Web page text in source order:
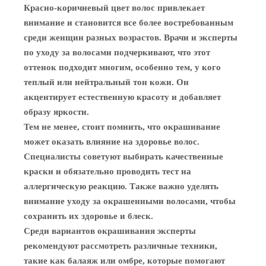
Красно-коричневый цвет волос привлекает
внимание и становится все более востребованным
среди женщин разных возрастов. Врачи и эксперты
по уходу за волосами подчеркивают, что этот
оттенок подходит многим, особенно тем, у кого
теплый или нейтральный тон кожи. Он
акцентирует естественную красоту и добавляет
образу яркости.
Тем не менее, стоит помнить, что окрашивание
может оказать влияние на здоровье волос.
Специалисты советуют выбирать качественные
краски и обязательно проводить тест на
аллергическую реакцию. Также важно уделять
внимание уходу за окрашенными волосами, чтобы
сохранить их здоровье и блеск.
Среди вариантов окрашивания эксперты
рекомендуют рассмотреть различные техники,
такие как балаяж или омбре, которые помогают